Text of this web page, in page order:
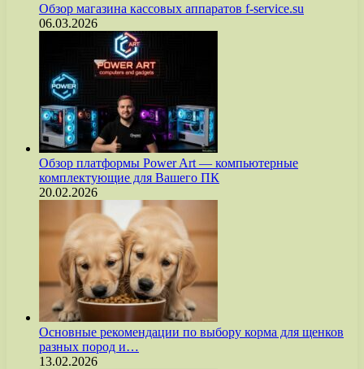
Обзор магазина кассовых аппаратов f-service.su
06.03.2026
Обзор платформы Power Art — компьютерные
комплектующие для Вашего ПК
20.02.2026
Основные рекомендации по выбору корма для щенков
разных пород и…
13.02.2026